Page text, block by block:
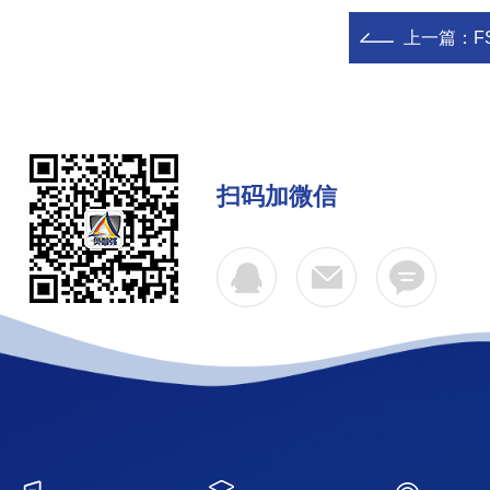
上一篇：
扫码加微信